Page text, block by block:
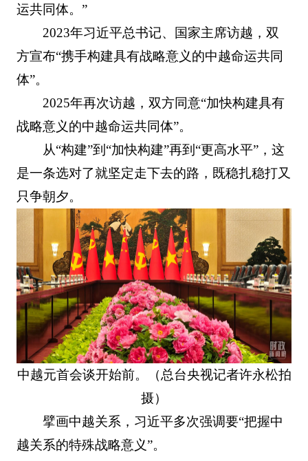
运共同体。”
2023年习近平总书记、国家主席访越，双
方宣布“携手构建具有战略意义的中越命运共同
体”。
2025年再次访越，双方同意“加快构建具有
战略意义的中越命运共同体”。
从“构建”到“加快构建”再到“更高水平”，这
是一条选对了就坚定走下去的路，既稳扎稳打又
只争朝夕。
中越元首会谈开始前。（总台央视记者许永松拍
摄）
擘画中越关系，习近平多次强调要“把握中
越关系的特殊战略意义”。